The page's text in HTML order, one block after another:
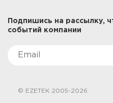
Подпишись на рассылку,
событий компании
© EZETEK 2005-2026